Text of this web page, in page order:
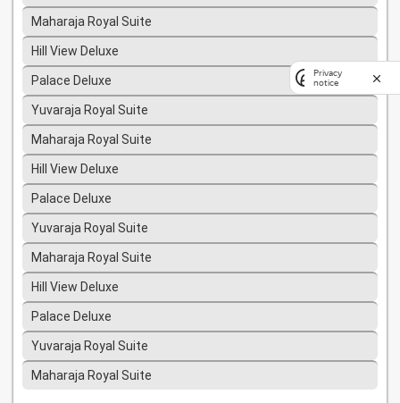
Maharaja Royal Suite
Hill View Deluxe
Palace Deluxe
Yuvaraja Royal Suite
Maharaja Royal Suite
Hill View Deluxe
Palace Deluxe
Yuvaraja Royal Suite
Maharaja Royal Suite
Hill View Deluxe
Palace Deluxe
Yuvaraja Royal Suite
Maharaja Royal Suite
Privacy
notice